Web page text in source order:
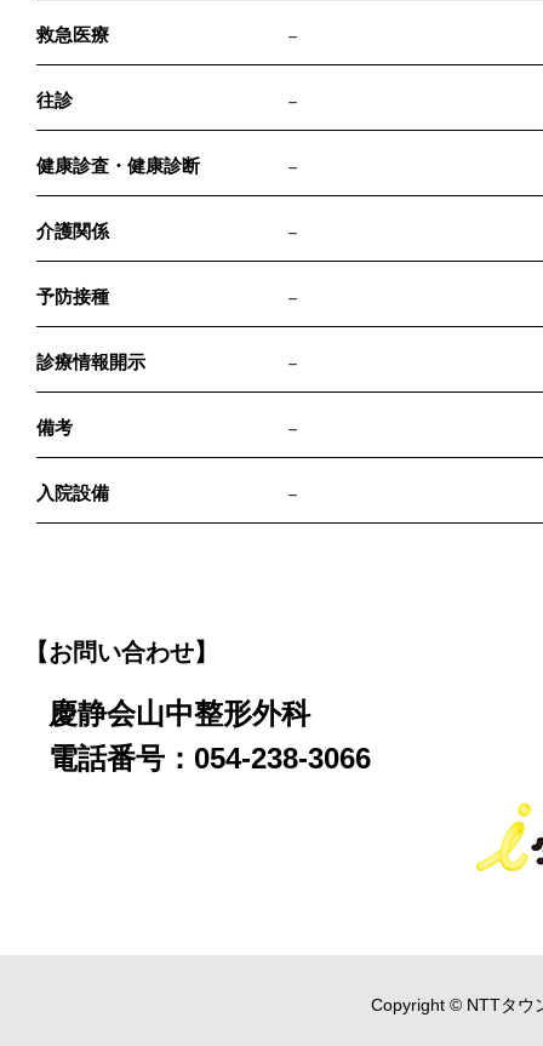
救急医療 －
往診 －
健康診査・健康診断 －
介護関係 －
予防接種 －
診療情報開示 －
備考 －
入院設備 －
【お問い合わせ】
慶静会山中整形外科
電話番号：054-238-3066
Copyright © NTTタウ